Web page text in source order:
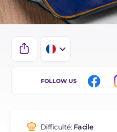
IT
BR
FOLLOW US
Difficulté: Facile